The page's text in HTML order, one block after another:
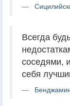
Всегда
соседями,
себя